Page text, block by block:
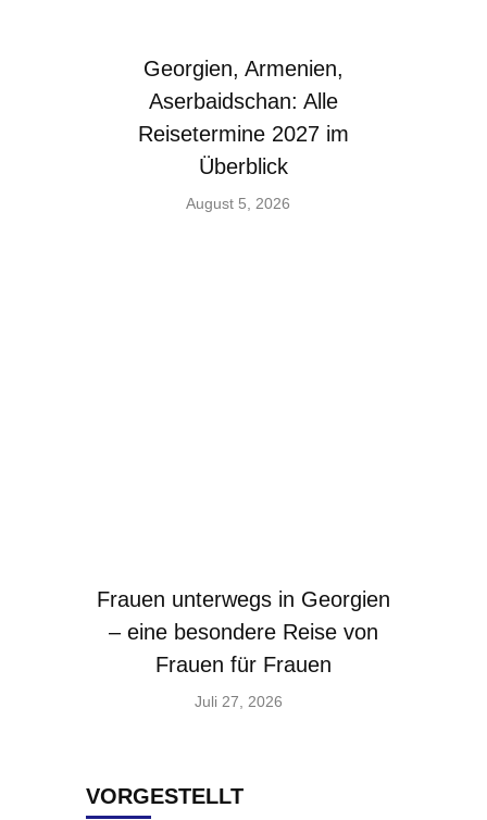
Georgien, Armenien,
Aserbaidschan: Alle
Reisetermine 2027 im
Überblick
August 5, 2026
Frauen unterwegs in Georgien
– eine besondere Reise von
Frauen für Frauen
Juli 27, 2026
VORGESTELLT